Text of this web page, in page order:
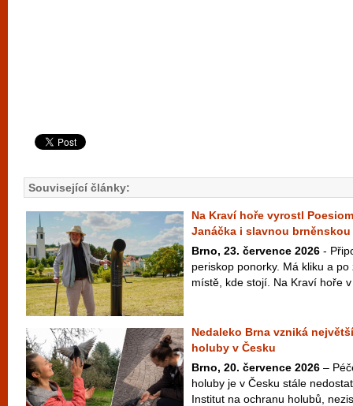
Související články:
Na Kraví hoře vyrostl
Janáčka i slavnou
Brno, 23. července 2026 -
periskop ponorky. Má kliku a
místě, kde stojí. Na Kraví hoře
Nedaleko Brna vzniká
holuby v Česku
Brno, 20. července 2026 –
holuby je v Česku stále
Institut na ochranu holubů,